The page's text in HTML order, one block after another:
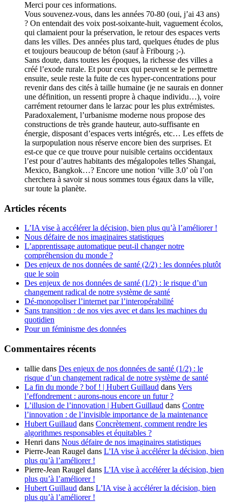
Merci pour ces informations.
Vous souvenez-vous, dans les années 70-80 (oui, j’ai 43 ans)
? On entendait des voix post-soixante-huit, vaguement écolos,
qui clamaient pour la préservation, le retour des espaces verts
dans les villes. Des années plus tard, quelques études de plus
et toujours beaucoup de béton (sauf à Fribourg ;-).
Sans doute, dans toutes les époques, la richesse des villes a
créé l’exode rurale. Et pour ceux qui peuvent se le permettre
ensuite, seule reste la fuite de ces hyper-concentrations pour
revenir dans des cités à taille humaine (je ne saurais en donner
une définition, un ressenti propre à chaque individu…), voire
carrément retourner dans le larzac pour les plus extrémistes.
Paradoxalement, l’urbanisme moderne nous propose des
constructions de très grande hauteur, auto-suffisante en
énergie, disposant d’espaces verts intégrés, etc… Les effets de
la surpopulation nous réserve encore bien des surprises. Et
est-ce que ce que trouve pour nuisible certains occidentaux
l’est pour d’autres habitants des mégalopoles telles Shangai,
Mexico, Bangkok…? Encore une notion ‘ville 3.0’ où l’on
cherchera à savoir si nous sommes tous égaux dans la ville,
sur toute la planète.
Articles récents
L’IA vise à accélérer la décision, bien plus qu’à l’améliorer !
Nous défaire de nos imaginaires statistiques
L’apprentissage automatique peut-il changer notre
compréhension du monde ?
Des enjeux de nos données de santé (2/2) : les données plutôt
que le soin
Des enjeux de nos données de santé (1/2) : le risque d’un
changement radical de notre système de santé
Dé-monopoliser l’internet par l’interopérabilité
Sans transition : de nos vies avec et dans les machines du
quotidien
Pour un féminisme des données
Commentaires récents
tallie dans Des enjeux de nos données de santé (1/2) : le
risque d’un changement radical de notre système de santé
La fin du monde ? bof ! | Hubert Guillaud dans Vers
l’effondrement : aurons-nous encore un futur ?
L’illusion de l’innovation | Hubert Guillaud dans Contre
l’innovation : de l’invisible importance de la maintenance
Hubert Guillaud dans Concrètement, comment rendre les
algorithmes responsables et équitables ?
Henri dans Nous défaire de nos imaginaires statistiques
Pierre-Jean Raugel dans L’IA vise à accélérer la décision, bien
plus qu’à l’améliorer !
Pierre-Jean Raugel dans L’IA vise à accélérer la décision, bien
plus qu’à l’améliorer !
Hubert Guillaud dans L’IA vise à accélérer la décision, bien
plus qu’à l’améliorer !